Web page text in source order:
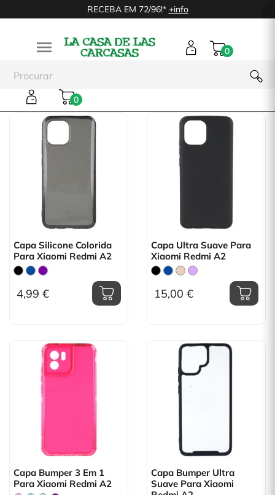
RECEBA EM 72/96!* +info
 0
0 Xiaomi Redmi A2
Capa Silicone Colorida
Para Xiaomi Redmi A2
4,99 €
Capa Ultra Suave Para
Xiaomi Redmi A2
15,00 €
Capa Bumper 3 Em 1
Para Xiaomi Redmi A2
Capa Bumper Ultra
Suave Para Xiaomi